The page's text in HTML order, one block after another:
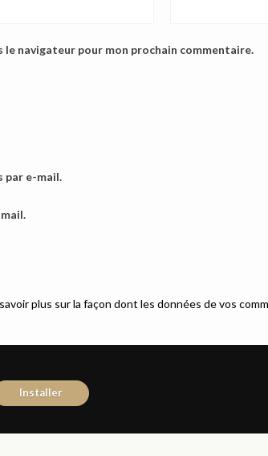
navigateur pour mon prochain commentaire.
par e-mail.
plus sur la façon dont les données de vos
Installer